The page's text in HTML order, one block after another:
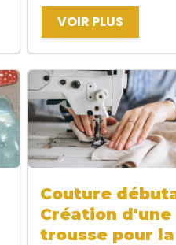
VOIR PLUS
Couture
Création d'une
trousse pour la